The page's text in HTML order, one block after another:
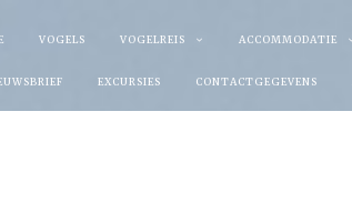
VOGELS VOGELREIS ACCOMMODATIE
EXCURSIES CONTACTGEGEVENS